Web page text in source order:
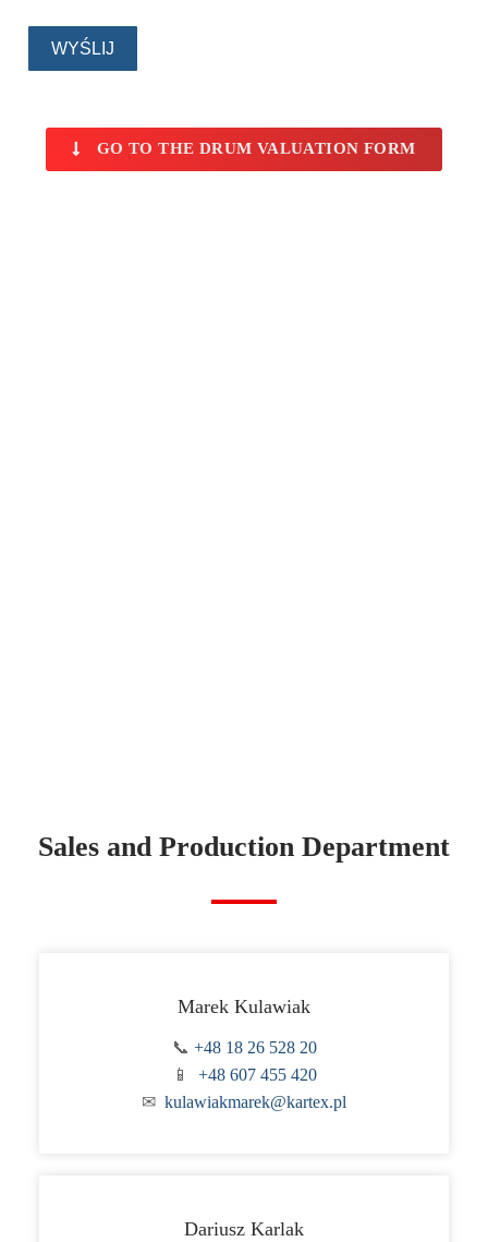
GO TO THE DRUM VALUATION FORM
Sales and Production Department
Marek Kulawiak
📞 +48 18 26 528 20
📱 +48 607 455 420
✉ kulawiakmarek@kartex.pl
Dariusz Karlak